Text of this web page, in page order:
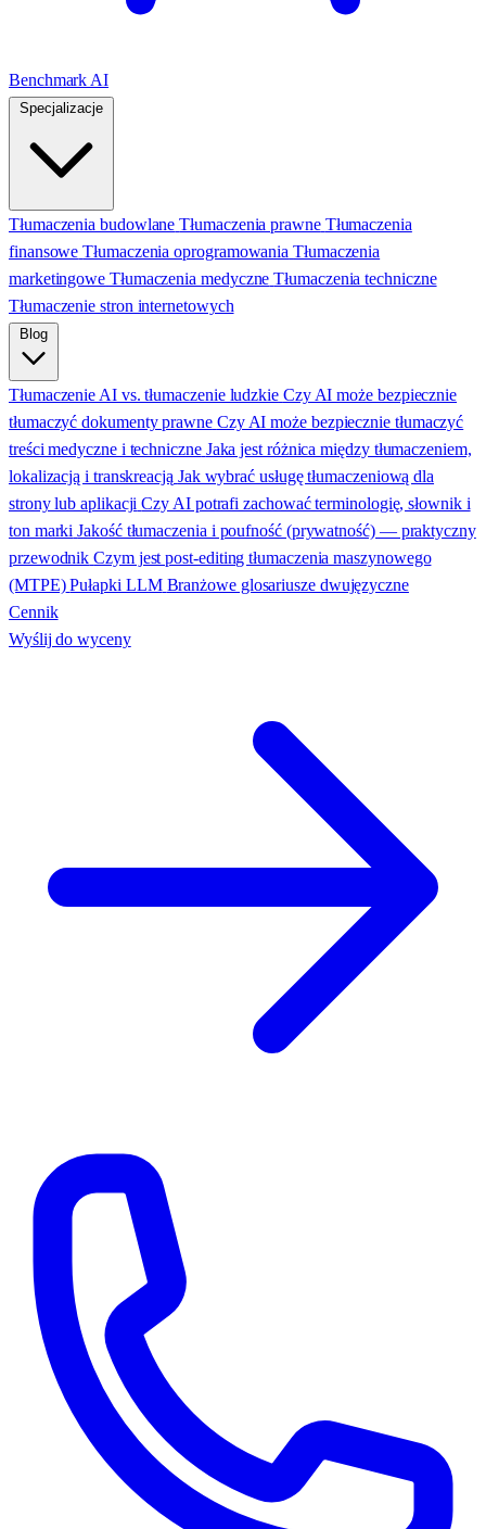
Benchmark AI
Tłumaczenia budowlane Tłumaczenia prawne Tłumaczenia
finansowe Tłumaczenia oprogramowania Tłumaczenia
marketingowe Tłumaczenia medyczne Tłumaczenia techniczne
Tłumaczenie stron internetowych
Tłumaczenie AI vs. tłumaczenie ludzkie Czy AI może bezpiecznie
tłumaczyć dokumenty prawne Czy AI może bezpiecznie tłumaczyć
treści medyczne i techniczne Jaka jest różnica między tłumaczeniem,
lokalizacją i transkreacją Jak wybrać usługę tłumaczeniową dla
strony lub aplikacji Czy AI potrafi zachować terminologię, słownik i
ton marki Jakość tłumaczenia i poufność (prywatność) — praktyczny
przewodnik Czym jest post-editing tłumaczenia maszynowego
(MTPE) Pułapki LLM Branżowe glosariusze dwujęzyczne
Cennik
Wyślij do wyceny